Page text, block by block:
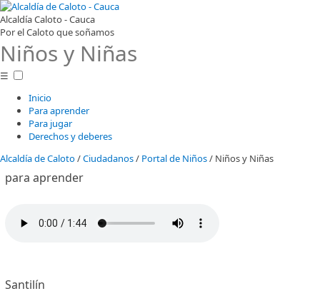
Alcaldía Caloto - Cauca
Por el Caloto que soñamos
Niños y Niñas
☰
Inicio
Para aprender
Para jugar
Derechos y deberes
Alcaldía de Caloto/Ciudadanos/ Portal de Niños/ Niños y Niñas
​par​a aprender
Santilín